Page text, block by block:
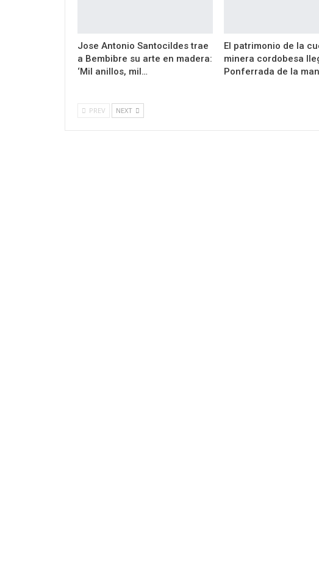
Jose Antonio Santocildes trae
a Bembibre su arte en madera:
‘Mil anillos, mil…
El patrimonio de la
minera cordobesa
Ponferrada de la
PREV NEXT